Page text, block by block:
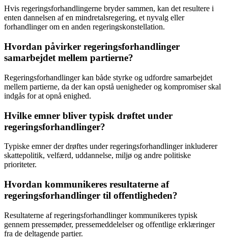
Hvis regeringsforhandlingerne bryder sammen, kan det resultere i
enten dannelsen af en mindretalsregering, et nyvalg eller
forhandlinger om en anden regeringskonstellation.
Hvordan påvirker regeringsforhandlinger
samarbejdet mellem partierne?
Regeringsforhandlinger kan både styrke og udfordre samarbejdet
mellem partierne, da der kan opstå uenigheder og kompromiser skal
indgås for at opnå enighed.
Hvilke emner bliver typisk drøftet under
regeringsforhandlinger?
Typiske emner der drøftes under regeringsforhandlinger inkluderer
skattepolitik, velfærd, uddannelse, miljø og andre politiske
prioriteter.
Hvordan kommunikeres resultaterne af
regeringsforhandlinger til offentligheden?
Resultaterne af regeringsforhandlinger kommunikeres typisk
gennem pressemøder, pressemeddelelser og offentlige erklæringer
fra de deltagende partier.